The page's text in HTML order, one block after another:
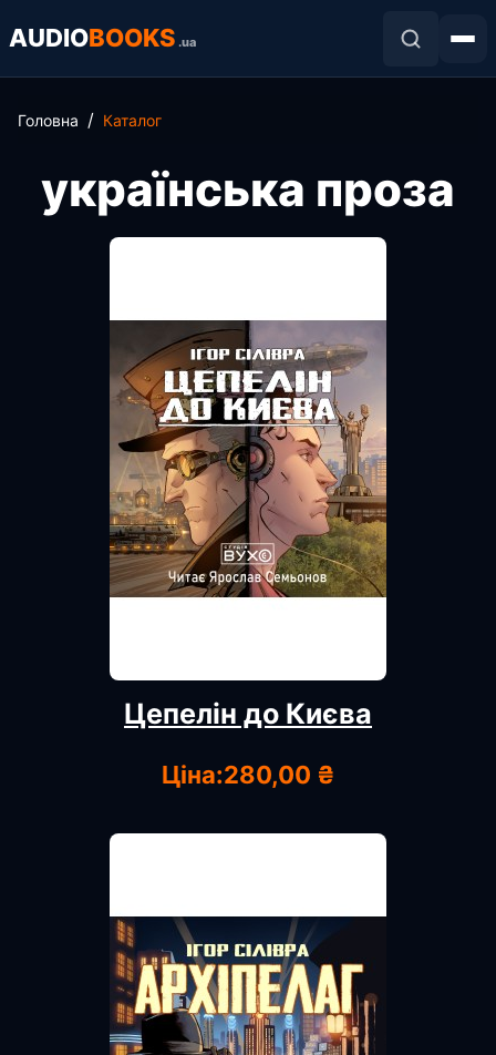
AUDIOBOOKS .ua
Головна Каталог
українська проза
Цепелін до Києва
Ціна:280,00 ₴